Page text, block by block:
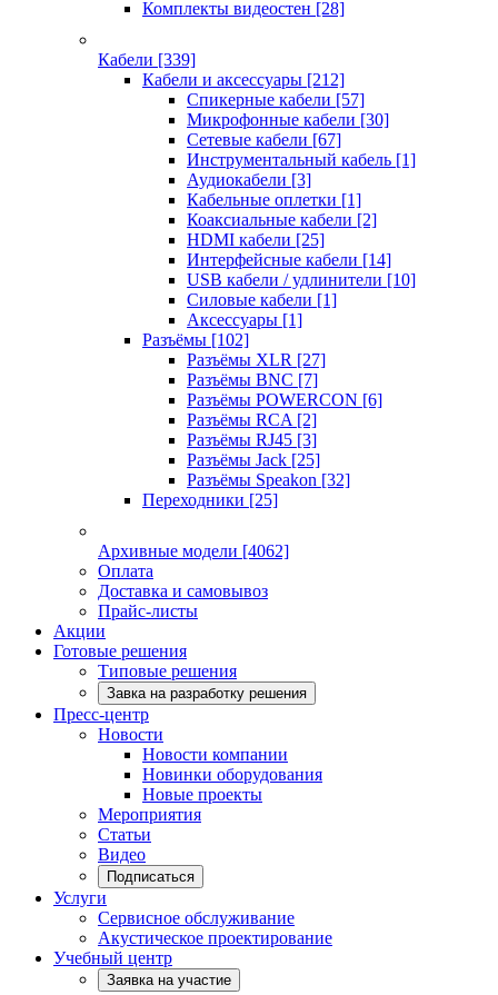
Комплекты видеостен [28]
Кабели [339]
Кабели и аксессуары [212]
Спикерные кабели [57]
Микрофонные кабели [30]
Сетевые кабели [67]
Инструментальный кабель [1]
Аудиокабели [3]
Кабельные оплетки [1]
Коаксиальные кабели [2]
HDMI кабели [25]
Интерфейсные кабели [14]
USB кабели / удлинители [10]
Силовые кабели [1]
Аксессуары [1]
Разъёмы [102]
Разъёмы XLR [27]
Разъёмы BNC [7]
Разъёмы POWERCON [6]
Разъёмы RCA [2]
Разъёмы RJ45 [3]
Разъёмы Jack [25]
Разъёмы Speakon [32]
Переходники [25]
Архивные модели [4062]
Оплата
Доставка и самовывоз
Прайс-листы
Акции
Готовые решения
Типовые решения
Завка на разработку решения
Пресс-центр
Новости
Новости компании
Новинки оборудования
Новые проекты
Мероприятия
Статьи
Видео
Подписаться
Услуги
Сервисное обслуживание
Акустическое проектирование
Учебный центр
Заявка на участие